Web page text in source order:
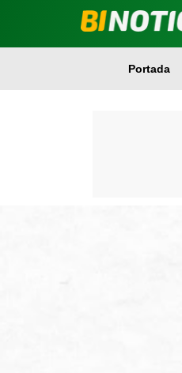
Portada